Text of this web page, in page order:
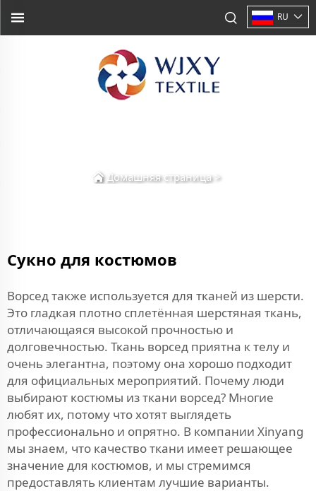
RU
Домашняя страница>
Сукно для костюмов
Ворсед также используется для тканей из шерсти.
Это гладкая плотно сплетённая шерстяная ткань,
отличающаяся высокой прочностью и
долговечностью. Ткань ворсед приятна к телу и
очень элегантна, поэтому она хорошо подходит
для официальных мероприятий. Почему люди
выбирают костюмы из ткани ворсед? Многие
любят их, потому что хотят выглядеть
профессионально и опрятно. В компании Xinyang
мы знаем, что качество ткани имеет решающее
значение для костюмов, и мы стремимся
предоставлять клиентам лучшие варианты.